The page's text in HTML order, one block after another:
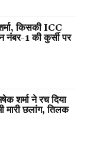
किसकी ICC
नंबर-1 की कुर्सी पर
शर्मा ने रच दिया
मारी छलांग, तिलक